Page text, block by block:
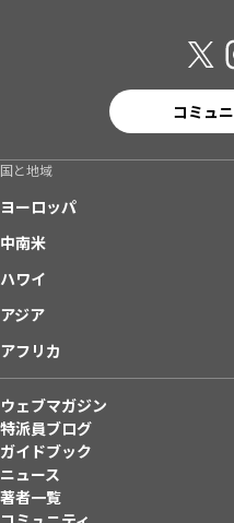
コミュ
国と地域
ヨーロッパ
中南米
ハワイ
アジア
アフリカ
ウェブマガジン
特派員ブログ
ガイドブック
ニュース
著者一覧